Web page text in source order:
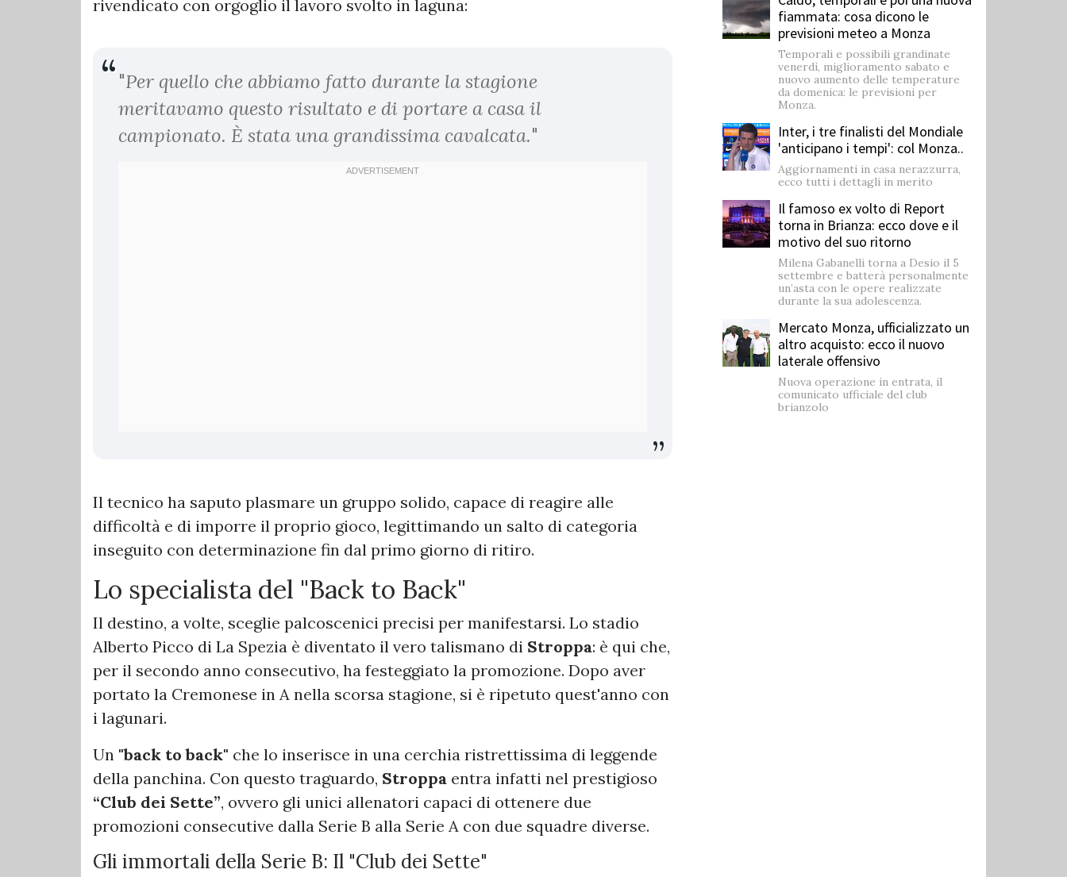
rivendicato con orgoglio il lavoro svolto in laguna:
"Per quello che abbiamo fatto durante la stagione
meritavamo questo risultato e di portare a casa il
campionato. È stata una grandissima cavalcata."
Il tecnico ha saputo plasmare un gruppo solido, capace di reagire alle
difficoltà e di imporre il proprio gioco, legittimando un salto di categoria
inseguito con determinazione fin dal primo giorno di ritiro.
Lo specialista del "Back to Back"
Il destino, a volte, sceglie palcoscenici precisi per manifestarsi. Lo stadio
Alberto Picco di La Spezia è diventato il vero talismano di Stroppa: è qui che,
per il secondo anno consecutivo, ha festeggiato la promozione. Dopo aver
portato la Cremonese in A nella scorsa stagione, si è ripetuto quest'anno con
i lagunari.
Un "back to back" che lo inserisce in una cerchia ristrettissima di leggende
della panchina. Con questo traguardo, Stroppa entra infatti nel prestigioso
“Club dei Sette”, ovvero gli unici allenatori capaci di ottenere due
promozioni consecutive dalla Serie B alla Serie A con due squadre diverse.
Gli immortali della Serie B: Il "Club dei Sette"
fiammata: cosa dicono le
previsioni meteo a Monza
Temporali e possibili grandinate
venerdì, miglioramento sabato e
nuovo aumento delle temperature
da domenica: le previsioni per
Monza.
Inter, i tre finalisti del Mondiale
'anticipano i tempi': col Monza..
Aggiornamenti in casa nerazzurra,
ecco tutti i dettagli in merito
Il famoso ex volto di Report
torna in Brianza: ecco dove e il
motivo del suo ritorno
Milena Gabanelli torna a Desio il 5
settembre e batterà personalmente
un’asta con le opere realizzate
durante la sua adolescenza.
Mercato Monza, ufficializzato un
altro acquisto: ecco il nuovo
laterale offensivo
Nuova operazione in entrata, il
comunicato ufficiale del club
brianzolo